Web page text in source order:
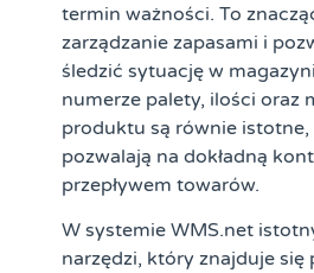
termin ważności. To
zarządzanie zapasami i
śledzić sytuację w
numerze palety, ilości oraz
produktu są równie istotne,
pozwalają na dokładną
przepływem towarów.
W systemie WMS.net
narzędzi, który znajduje się